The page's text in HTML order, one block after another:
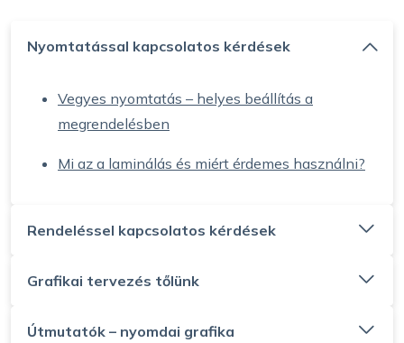
Nyomtatással kapcsolatos kérdések
Vegyes nyomtatás – helyes beállítás a
megrendelésben
Mi az a laminálás és miért érdemes használni?
Rendeléssel kapcsolatos kérdések
Grafikai tervezés tőlünk
Útmutatók – nyomdai grafika